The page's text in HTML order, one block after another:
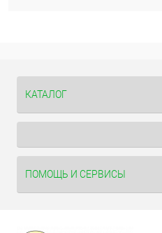
КАТАЛОГ
ПОМОЩЬ И СЕРВИСЫ